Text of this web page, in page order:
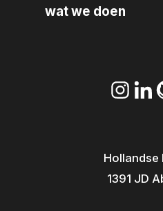
wat we doen
Hollandse
1391 JD